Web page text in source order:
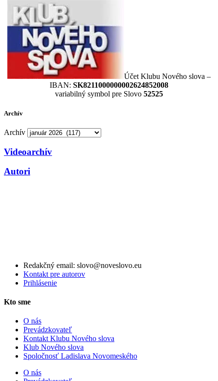
Účet Klubu Nového slova –
IBAN: SK8211000000002624852008
variabilný symbol pre Slovo 52525
Archív
Archív
Videoarchív
Autori
Redakčný email: slovo@noveslovo.eu
Kontakt pre autorov
Prihlásenie
Kto sme
O nás
Prevádzkovateľ
Kontakt Klubu Nového slova
Klub Nového slova
Spoločnosť Ladislava Novomeského
O nás